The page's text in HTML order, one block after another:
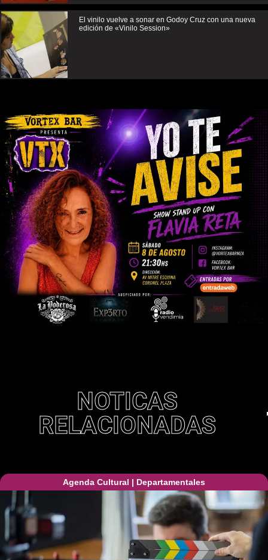
El vinilo vuelve a sonar en Godoy Cruz con una nueva
edición de «Vinilo Session»
NOTICAS
RELACIONADAS
Agenda Cultural | Departamentales